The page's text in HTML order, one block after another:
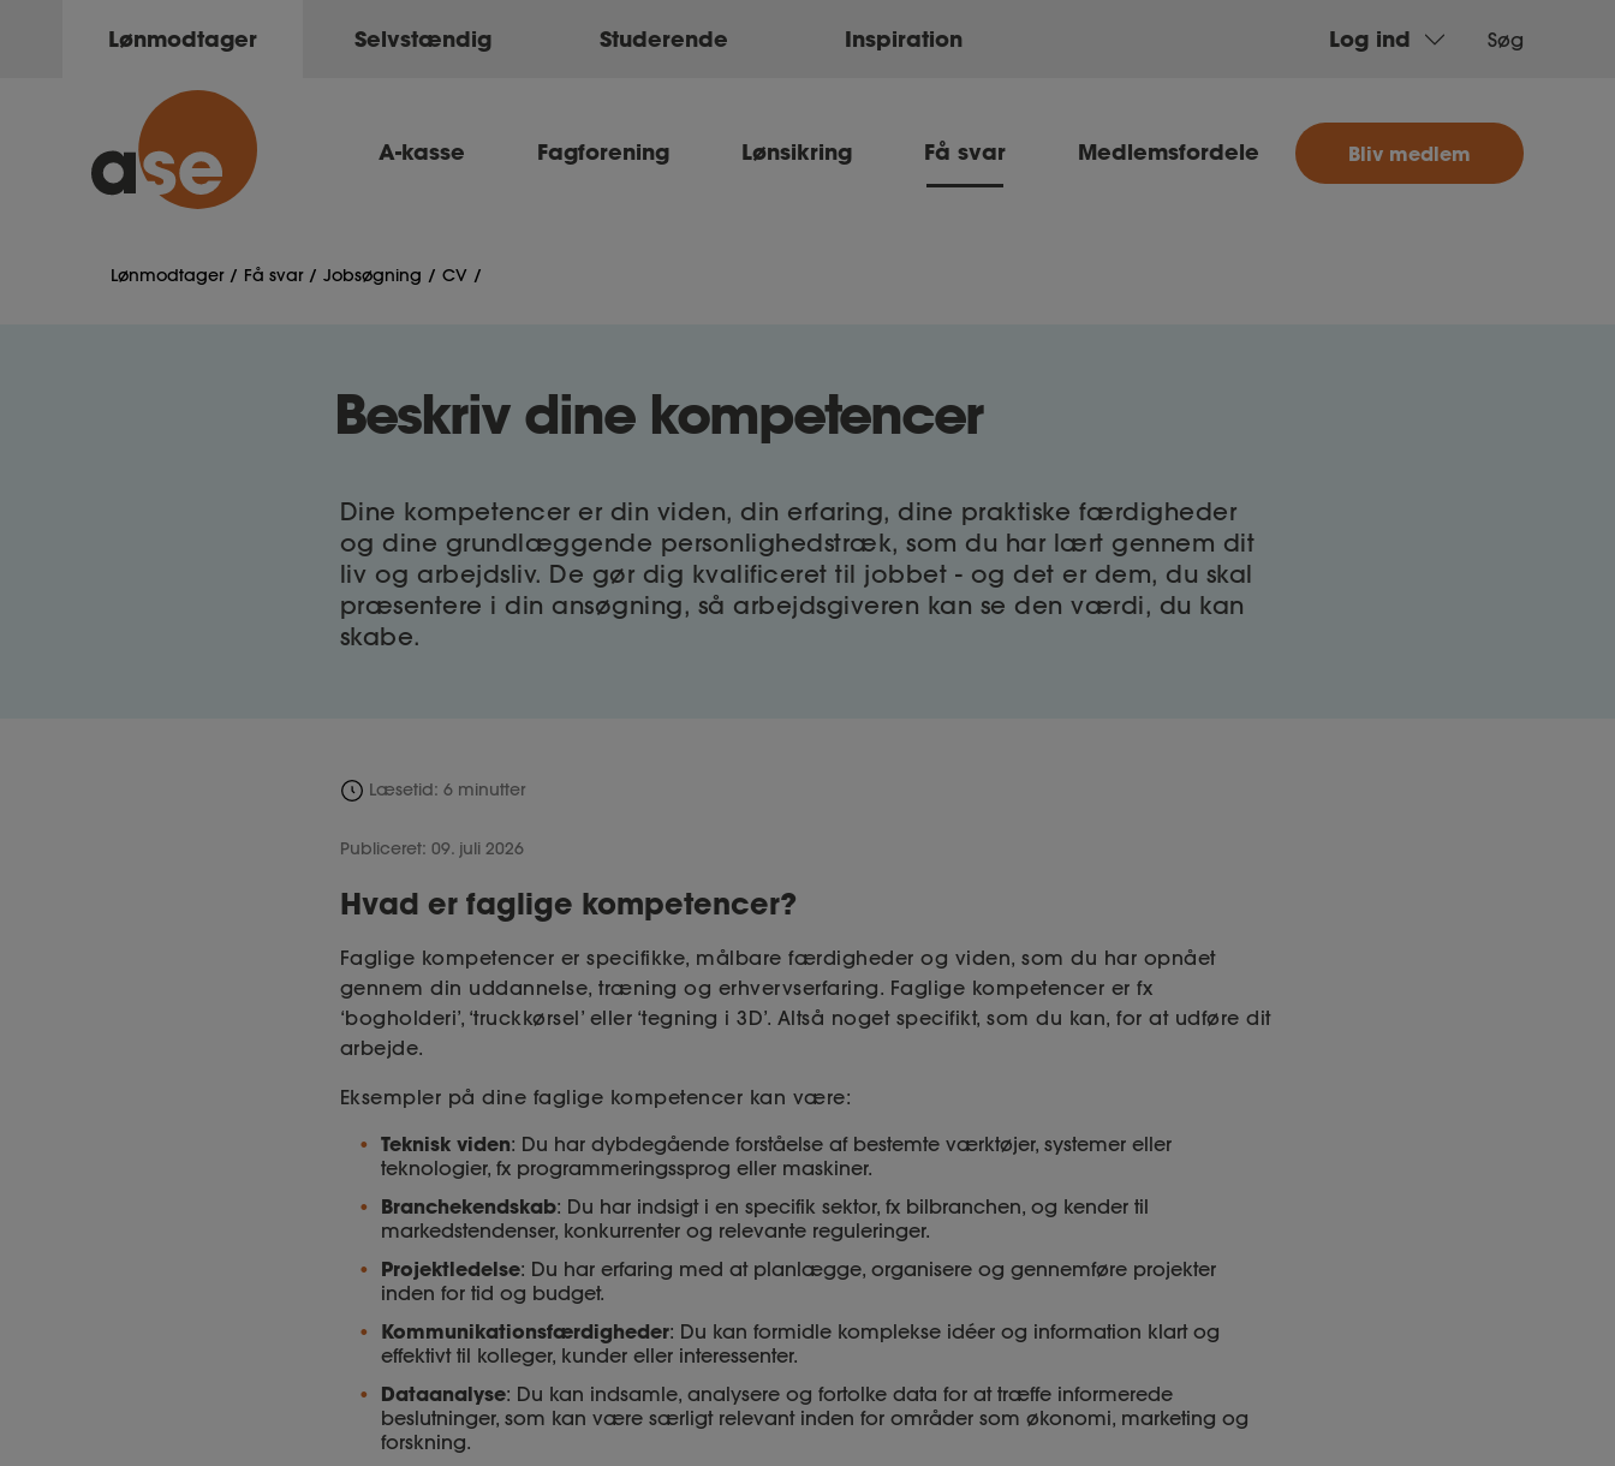
Lønmodtager Selvstændig Studerende Inspiration Log ind
Ase
Søg
A-kasse Fagforening Lønsikring Få svar Medlemsfordele Bliv medlem
Lønmodtager Få svar Jobsøgning CV
Beskriv dine kompetencer
Dine kompetencer er din viden, din erfaring, dine praktiske færdigheder
og dine grundlæggende personlighedstræk, som du har lært gennem dit
liv og arbejdsliv. De gør dig kvalificeret til jobbet - og det er dem, du skal
præsentere i din ansøgning, så arbejdsgiveren kan se den værdi, du kan
skabe.
Læsetid: 6 minutter
Publiceret: 09. juli 2026
Hvad er faglige kompetencer?
Faglige kompetencer er specifikke, målbare færdigheder og viden, som du har opnået
gennem din uddannelse, træning og erhvervserfaring. Faglige kompetencer er fx
‘bogholderi’, ‘truckkørsel’ eller ‘tegning i 3D’. Altså noget specifikt, som du kan, for at udføre dit
arbejde.
Eksempler på dine faglige kompetencer kan være:
Teknisk viden: Du har dybdegående forståelse af bestemte værktøjer, systemer eller
teknologier, fx programmeringssprog eller maskiner.
Branchekendskab: Du har indsigt i en specifik sektor, fx bilbranchen, og kender til
markedstendenser, konkurrenter og relevante reguleringer.
Projektledelse: Du har erfaring med at planlægge, organisere og gennemføre projekter
inden for tid og budget.
Kommunikationsfærdigheder: Du kan formidle komplekse idéer og information klart og
effektivt til kolleger, kunder eller interessenter.
Dataanalyse: Du kan indsamle, analysere og fortolke data for at træffe informerede
beslutninger, som kan være særligt relevant inden for områder som økonomi, marketing og
forskning.